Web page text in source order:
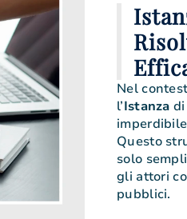
Nel
l’Istanza di
Questo
solo
gli attori
pubblici.